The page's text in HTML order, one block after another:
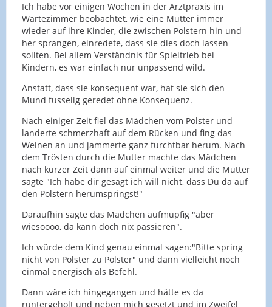
Ich habe vor einigen Wochen in der Arztpraxis im
Wartezimmer beobachtet, wie eine Mutter immer
wieder auf ihre Kinder, die zwischen Polstern hin und
her sprangen, einredete, dass sie dies doch lassen
sollten. Bei allem Verständnis für Spieltrieb bei
Kindern, es war einfach nur unpassend wild.
Anstatt, dass sie konsequent war, hat sie sich den
Mund fusselig geredet ohne Konsequenz.
Nach einiger Zeit fiel das Mädchen vom Polster und
landerte schmerzhaft auf dem Rücken und fing das
Weinen an und jammerte ganz furchtbar herum. Nach
dem Trösten durch die Mutter machte das Mädchen
nach kurzer Zeit dann auf einmal weiter und die Mutter
sagte "Ich habe dir gesagt ich will nicht, dass Du da auf
den Polstern herumspringst!"
Daraufhin sagte das Mädchen aufmüpfig "aber
wiesoooo, da kann doch nix passieren".
Ich würde dem Kind genau einmal sagen:"Bitte spring
nicht von Polster zu Polster" und dann vielleicht noch
einmal energisch als Befehl.
Dann wäre ich hingegangen und hätte es da
runtergeholt und neben mich gesetzt und im Zweifel